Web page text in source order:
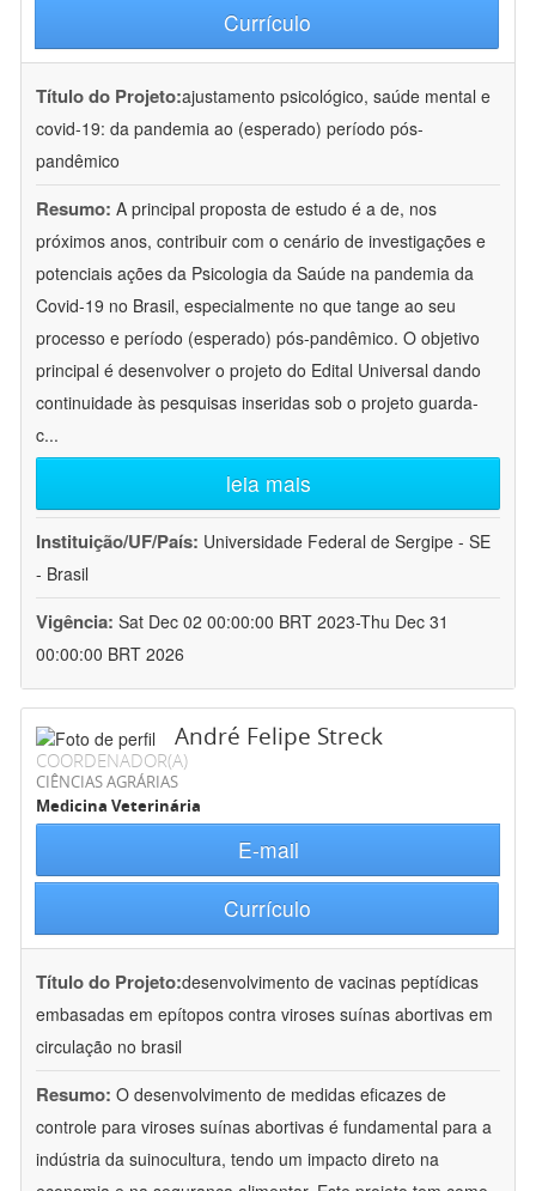
Currículo
Título do Projeto:ajustamento psicológico, saúde mental e
covid-19: da pandemia ao (esperado) período pós-
pandêmico
Resumo: A principal proposta de estudo é a de, nos
próximos anos, contribuir com o cenário de investigações e
potenciais ações da Psicologia da Saúde na pandemia da
Covid-19 no Brasil, especialmente no que tange ao seu
processo e período (esperado) pós-pandêmico. O objetivo
principal é desenvolver o projeto do Edital Universal dando
continuidade às pesquisas inseridas sob o projeto guarda-
c...
leia mais
Instituição/UF/País: Universidade Federal de Sergipe - SE
- Brasil
Vigência: Sat Dec 02 00:00:00 BRT 2023-Thu Dec 31
00:00:00 BRT 2026
André Felipe Streck
COORDENADOR(A)
CIÊNCIAS AGRÁRIAS
Medicina Veterinária
E-mail
Currículo
Título do Projeto:desenvolvimento de vacinas peptídicas
embasadas em epítopos contra viroses suínas abortivas em
circulação no brasil
Resumo: O desenvolvimento de medidas eficazes de
controle para viroses suínas abortivas é fundamental para a
indústria da suinocultura, tendo um impacto direto na